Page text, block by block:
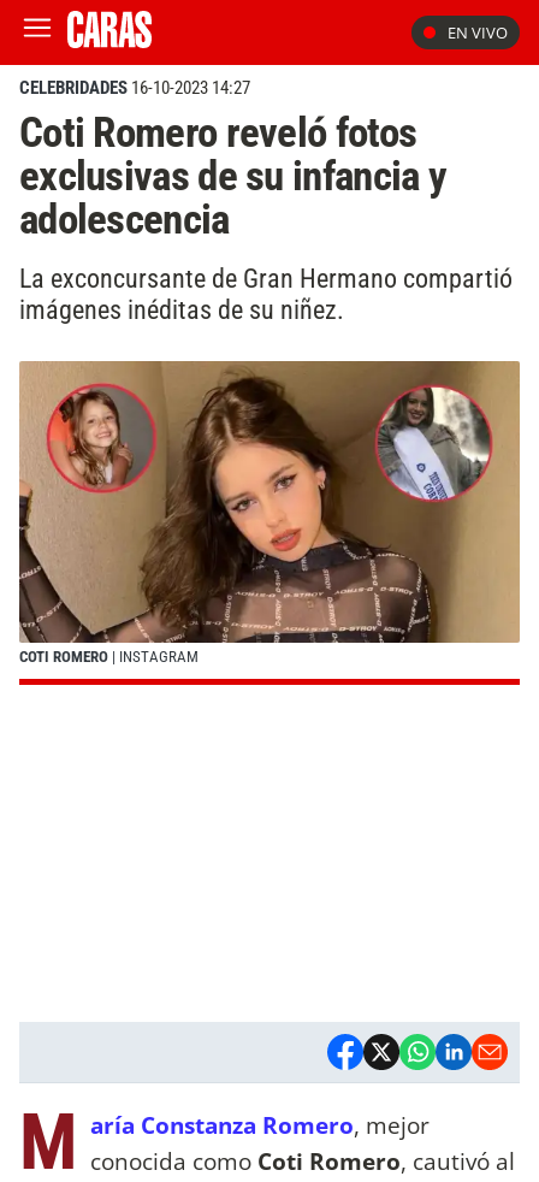
EN VIVO
CELEBRIDADES 16-10-2023 14:27
Coti Romero reveló fotos
exclusivas de su infancia y
adolescencia
La exconcursante de Gran Hermano compartió
imágenes inéditas de su niñez.
COTI ROMERO | INSTAGRAM
M aría Constanza Romero, mejor
conocida como Coti Romero, cautivó al